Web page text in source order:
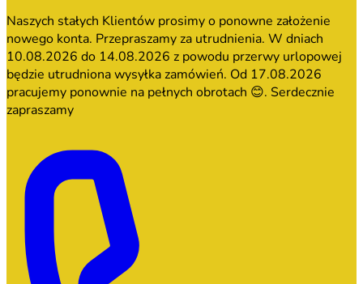
Naszych stałych Klientów prosimy o ponowne założenie
nowego konta. Przepraszamy za utrudnienia. W dniach
10.08.2026 do 14.08.2026 z powodu przerwy urlopowej
będzie utrudniona wysyłka zamówień. Od 17.08.2026
pracujemy ponownie na pełnych obrotach 😊. Serdecznie
zapraszamy